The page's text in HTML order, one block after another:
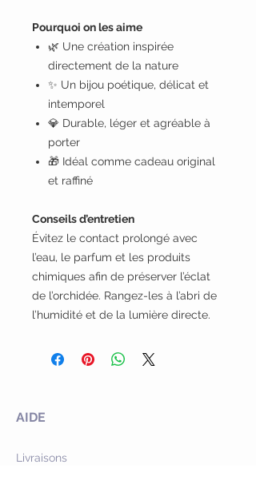
Pourquoi on les aime
🌿 Une création inspirée
directement de la nature
✨ Un bijou poétique, délicat et
intemporel
💎 Durable, léger et agréable à
porter
🎁 Idéal comme cadeau original
et raffiné
Conseils d’entretien
Évitez le contact prolongé avec
l’eau, le parfum et les produits
chimiques afin de préserver l’éclat
de l’orchidée. Rangez-les à l’abri de
l’humidité et de la lumière directe.
AIDE
Livraisons